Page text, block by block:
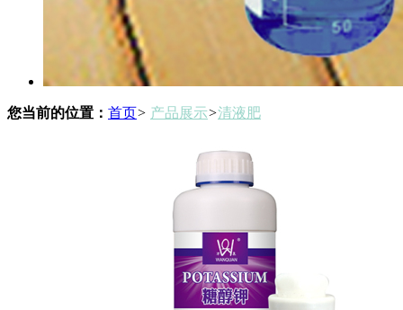
您当前的位置： 首页> 产品展示>清液肥